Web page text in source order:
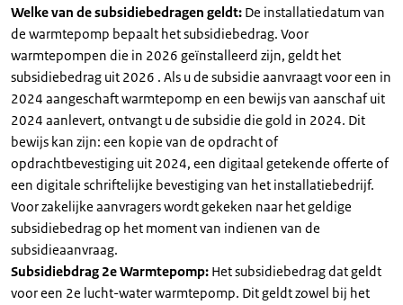
Welke van de subsidiebedragen geldt: De installatiedatum van
de warmtepomp bepaalt het subsidiebedrag. Voor
warmtepompen die in 2026 geïnstalleerd zijn, geldt het
subsidiebedrag uit 2026 . Als u de subsidie aanvraagt voor een in
2024 aangeschaft warmtepomp en een bewijs van aanschaf uit
2024 aanlevert, ontvangt u de subsidie die gold in 2024. Dit
bewijs kan zijn: een kopie van de opdracht of
opdrachtbevestiging uit 2024, een digitaal getekende offerte of
een digitale schriftelijke bevestiging van het installatiebedrijf.
Voor zakelijke aanvragers wordt gekeken naar het geldige
subsidiebedrag op het moment van indienen van de
subsidieaanvraag.
Subsidiebdrag 2e Warmtepomp: Het subsidiebedrag dat geldt
voor een 2e lucht-water warmtepomp. Dit geldt zowel bij het